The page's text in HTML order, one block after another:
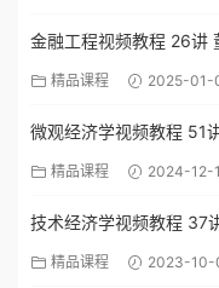
金融工程视频教程 26讲
精品课程 2025-01-
微观经济学视频教程 51
精品课程 2024-12-
技术经济学视频教程 37
精品课程 2023-10-